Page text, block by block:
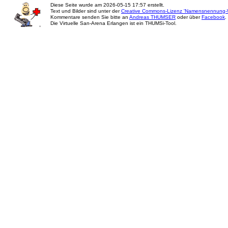
Diese Seite wurde am 2026-05-15 17:57 erstellt.
Text und Bilder sind unter derCreative Commons-Lizenz
Kommentare senden Sie bitte an Andreas THUMSER oder überFacebook
Die Virtuelle San-Arena Erlangen ist ein THUMSi-Tool.